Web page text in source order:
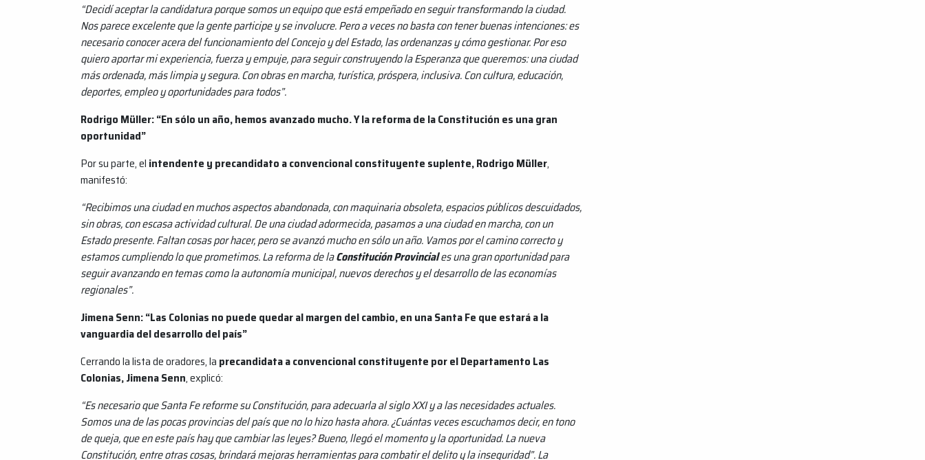
“Decidí aceptar la candidatura porque somos un equipo que está empeñado en seguir transformando la ciudad.
Nos parece excelente que la gente participe y se involucre. Pero a veces no basta con tener buenas intenciones: es
necesario conocer acera del funcionamiento del Concejo y del Estado, las ordenanzas y cómo gestionar. Por eso
quiero aportar mi experiencia, fuerza y empuje, para seguir construyendo la Esperanza que queremos: una ciudad
más ordenada, más limpia y segura. Con obras en marcha, turística, próspera, inclusiva. Con cultura, educación,
deportes, empleo y oportunidades para todos”.
Rodrigo Müller: “En sólo un año, hemos avanzado mucho. Y la reforma de la Constitución es una gran
oportunidad”
Por su parte, el intendente y precandidato a convencional constituyente suplente, Rodrigo Müller,
manifestó:
“Recibimos una ciudad en muchos aspectos abandonada, con maquinaria obsoleta, espacios públicos descuidados,
sin obras, con escasa actividad cultural. De una ciudad adormecida, pasamos a una ciudad en marcha, con un
Estado presente. Faltan cosas por hacer, pero se avanzó mucho en sólo un año. Vamos por el camino correcto y
estamos cumpliendo lo que prometimos. La reforma de laConstitución Provinciales una gran oportunidad para
seguir avanzando en temas como la autonomía municipal, nuevos derechos y el desarrollo de las economías
regionales”.
Jimena Senn: “Las Colonias no puede quedar al margen del cambio, en una Santa Fe que estará a la
vanguardia del desarrollo del país”
Cerrando la lista de oradores, la precandidata a convencional constituyente por el Departamento Las
Colonias, Jimena Senn, explicó:
“Es necesario que Santa Fe reforme su Constitución, para adecuarla al siglo XXI y a las necesidades actuales.
Somos una de las pocas provincias del país que no lo hizo hasta ahora. ¿Cuántas veces escuchamos decir, en tono
de queja, que en este país hay que cambiar las leyes? Bueno, llegó el momento y la oportunidad. La nueva
Constitución, entre otras cosas, brindará mejoras herramientas para combatir el delito y la inseguridad”. La